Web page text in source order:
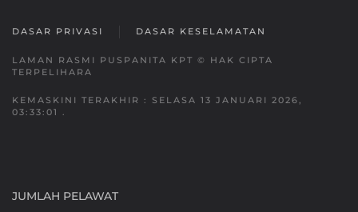
DASAR PRIVASI DASAR KESELAMATAN
LAMAN RASMI PUSPANITA KPT © HAK CIPTA
TERPELIHARA
KEMASKINI TERAKHIR : SELASA 13 JANUARI 2026,
03:33:01 .
JUMLAH PELAWAT